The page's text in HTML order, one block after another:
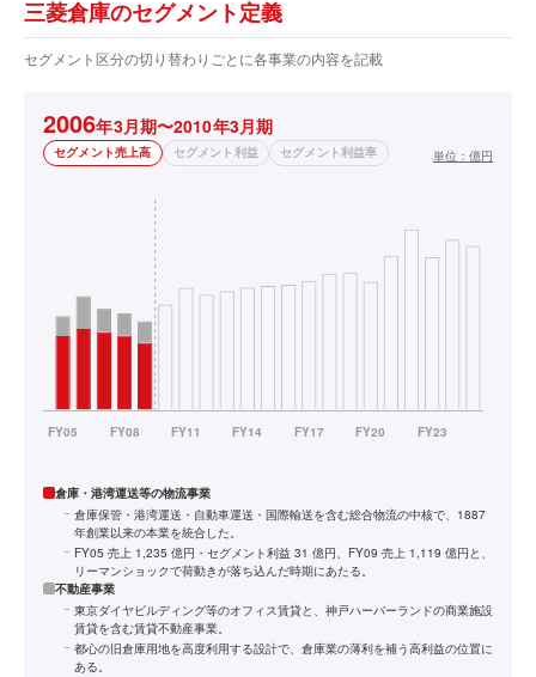
三菱倉庫のセグメント定義
セグメント区分の切り替わりごとに各事業の内容を記載
2006年3月期〜2010年3月期
セグメント売上高 セグメント利益 セグメント利益率 単位： 億円
倉庫・港湾運送等の物流事業
倉庫保管・港湾運送・自動車運送・国際輸送を含む総合物流の中核で、1887
年創業以来の本業を統合した。
FY05 売上 1,235 億円・セグメント利益 31 億円、FY09 売上 1,119 億円と、
リーマンショックで荷動きが落ち込んだ時期にあたる。
不動産事業
東京ダイヤビルディング等のオフィス賃貸と、神戸ハーバーランドの商業施設
賃貸を含む賃貸不動産事業。
都心の旧倉庫用地を高度利用する設計で、倉庫業の薄利を補う高利益の位置に
ある。